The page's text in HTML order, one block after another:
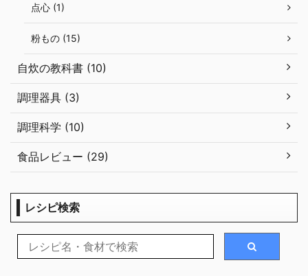
点心 (1)
粉もの (15)
自炊の教科書 (10)
調理器具 (3)
調理科学 (10)
食品レビュー (29)
レシピ検索